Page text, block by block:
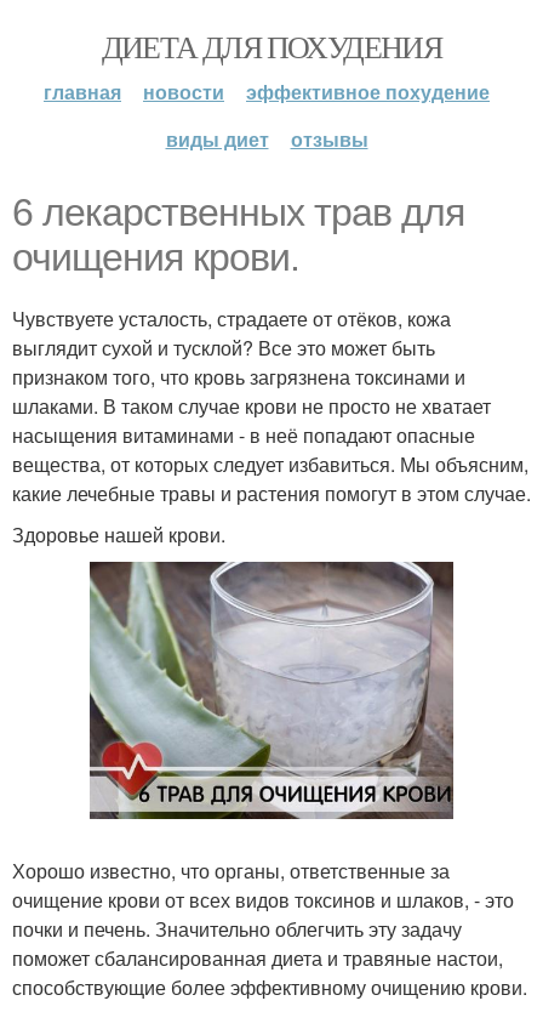
ДИЕТА ДЛЯ ПОХУДЕНИЯ
главная новости
эффективное похудение
виды диет
отзывы
6 лекарственных трав для
очищения крови.
Чувствуете усталость, страдаете от отёков, кожа
выглядит сухой и тусклой? Все это может быть
признаком того, что кровь загрязнена токсинами и
шлаками. В таком случае крови не просто не хватает
насыщения витаминами - в неё попадают опасные
вещества, от которых следует избавиться. Мы объясним,
какие лечебные травы и растения помогут в этом случае.
Здоровье нашей крови.
Хорошо известно, что органы, ответственные за
очищение крови от всех видов токсинов и шлаков, - это
почки и печень. Значительно облегчить эту задачу
поможет сбалансированная диета и травяные настои,
способствующие более эффективному очищению крови.